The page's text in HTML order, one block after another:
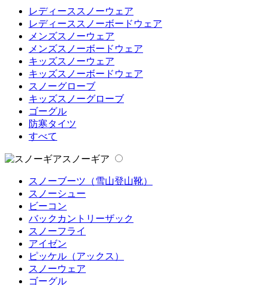
レディーススノーウェア
レディーススノーボードウェア
メンズスノーウェア
メンズスノーボードウェア
キッズスノーウェア
キッズスノーボードウェア
スノーグローブ
キッズスノーグローブ
ゴーグル
防寒タイツ
すべて
スノーギア
スノーブーツ（雪山登山靴）
スノーシュー
ビーコン
バックカントリーザック
スノーフライ
アイゼン
ピッケル（アックス）
スノーウェア
ゴーグル